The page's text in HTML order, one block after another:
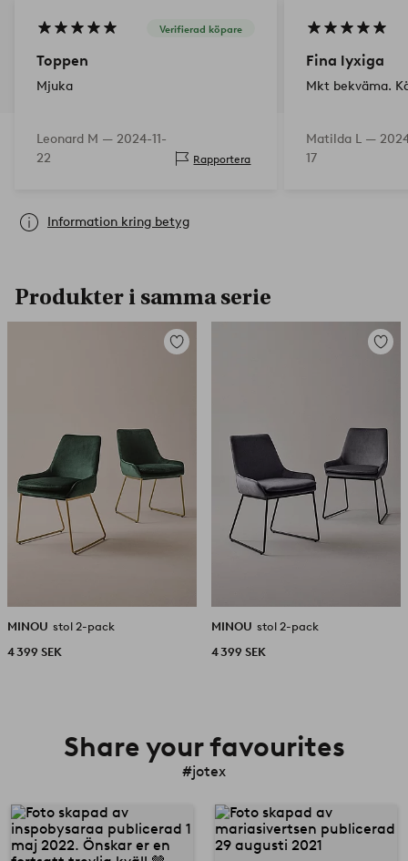
Verifierad köpare
Toppen
Mjuka
Leonard M — 2024-11-
22
Rapportera
Fina lyxiga
Mkt bekväma.
Matilda L —
17
Information kring betyg
Produkter i samma serie
Lägg
MINOU stol 2-pack
4 399 SEK
Lägg
MINOU stol 2-pack
4 399 SEK
Share your favourites
#jotex